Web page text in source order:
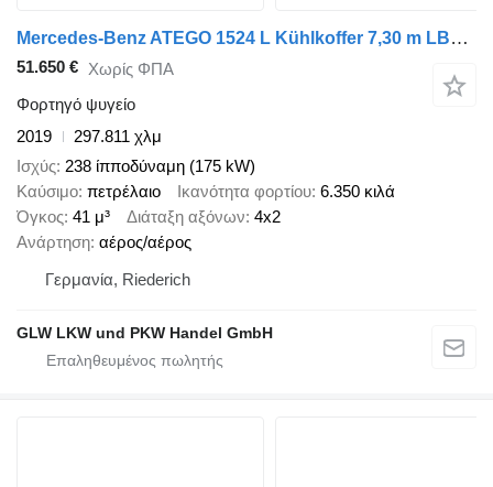
Mercedes-Benz ATEGO 1524 L Kühlkoffer 7,30 m LBW 1,5 T*CARRIER
51.650 € Χωρίς ΦΠΑ
Φορτηγό ψυγείο
2019
297.811 χλμ
Ισχύς 238 ίπποδύναμη (175 kW)
Καύσιμο πετρέλαιο Ικανότητα φορτίου 6.350 κιλά
Όγκος 41 μ³ Διάταξη αξόνων 4x2
Ανάρτηση αέρος/αέρος
Γερμανία, Riederich
GLW LKW und PKW Handel GmbH